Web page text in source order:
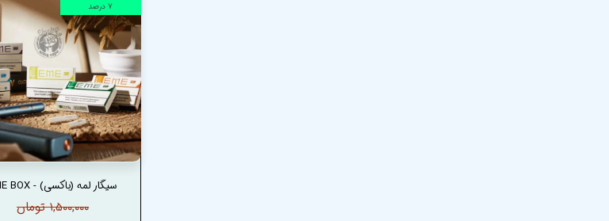
سیگار لمه (باکسی) - LEME BOX
۱,۵۰۰,۰۰۰ تومان
۷ درصد